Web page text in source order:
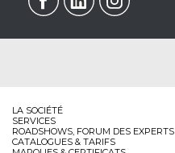
LA SOCIÉTÉ
SERVICES
ROADSHOWS, FORUM DES EXPERTS
CATALOGUES & TARIFS